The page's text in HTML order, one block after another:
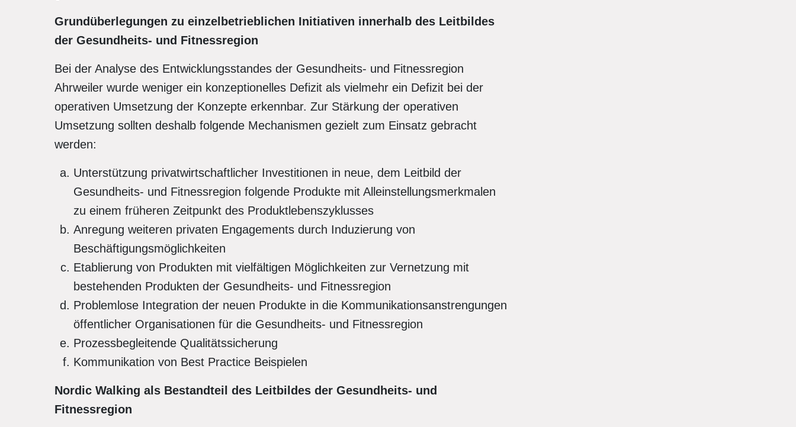
Grundüberlegungen zu einzelbetrieblichen Initiativen innerhalb des Leitbildes
der Gesundheits- und Fitnessregion
Bei der Analyse des Entwicklungsstandes der Gesundheits- und Fitnessregion
Ahrweiler wurde weniger ein konzeptionelles Defizit als vielmehr ein Defizit bei der
operativen Umsetzung der Konzepte erkennbar. Zur Stärkung der operativen
Umsetzung sollten deshalb folgende Mechanismen gezielt zum Einsatz gebracht
werden:
Unterstützung privatwirtschaftlicher Investitionen in neue, dem Leitbild der
Gesundheits- und Fitnessregion folgende Produkte mit Alleinstellungsmerkmalen
zu einem früheren Zeitpunkt des Produktlebenszyklusses
Anregung weiteren privaten Engagements durch Induzierung von
Beschäftigungsmöglichkeiten
Etablierung von Produkten mit vielfältigen Möglichkeiten zur Vernetzung mit
bestehenden Produkten der Gesundheits- und Fitnessregion
Problemlose Integration der neuen Produkte in die Kommunikationsanstrengungen
öffentlicher Organisationen für die Gesundheits- und Fitnessregion
Prozessbegleitende Qualitätssicherung
Kommunikation von Best Practice Beispielen
Nordic Walking als Bestandteil des Leitbildes der Gesundheits- und
Fitnessregion